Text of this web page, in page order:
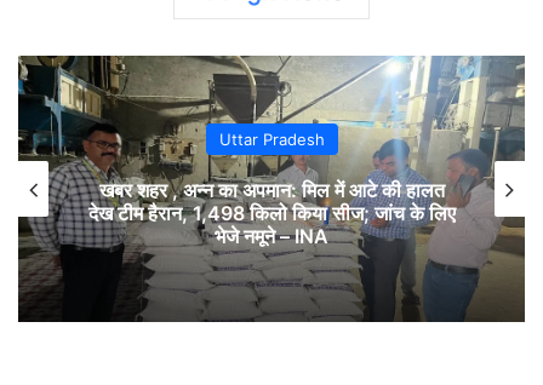
Uttar Pradesh
खबर शहर , अन्न का अपमान: मिल में आटे की हालत
देख टीम हैरान, 1,498 किलो किया सीज; जांच के लिए
भेजे नमूने – INA